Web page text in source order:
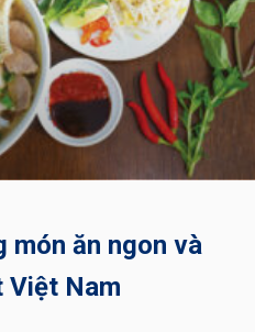
món ăn ngon và
Việt Nam